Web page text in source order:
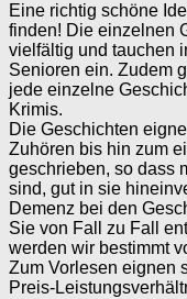
Eine richtig schöne
finden! Die einzelnen
vielfältig und tauchen
Senioren ein. Zudem
jede einzelne
Krimis.
Die Geschichten
Zuhören bis hin zum
geschrieben, so dass
sind, gut in sie
Demenz bei den
Sie von Fall zu Fall
werden wir bestimmt
Zum Vorlesen eignen
Preis-